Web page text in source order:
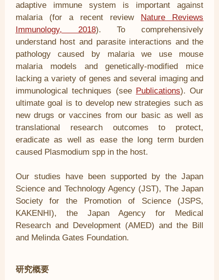
adaptive immune system is important against
malaria (for a recent review Nature Reviews
Immunology, 2018). To comprehensively
understand host and parasite interactions and the
pathology caused by malaria we use mouse
malaria models and genetically-modified mice
lacking a variety of genes and several imaging and
immunological techniques (see Publications). Our
ultimate goal is to develop new strategies such as
new drugs or vaccines from our basic as well as
translational research outcomes to protect,
eradicate as well as ease the long term burden
caused Plasmodium spp in the host.
Our studies have been supported by the Japan
Science and Technology Agency (JST), The Japan
Society for the Promotion of Science (JSPS,
KAKENHI), the Japan Agency for Medical
Research and Development (AMED) and the Bill
and Melinda Gates Foundation.
研究概要